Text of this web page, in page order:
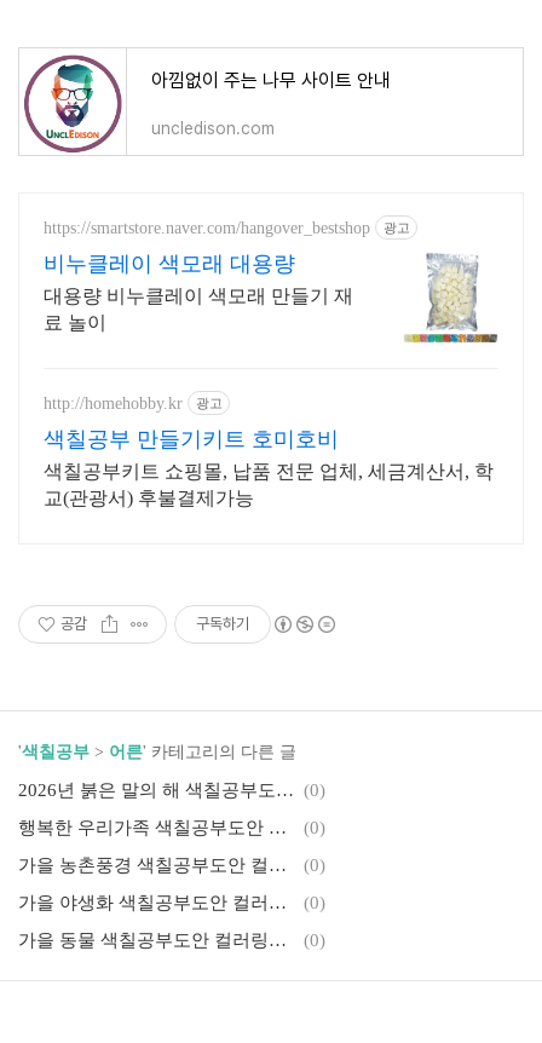
아낌없이 주는 나무 사이트 안내
uncledison.com
https://smartstore.naver.com/hangover_bestshop 광고
비누클레이 색모래 대용량
대용량 비누클레이 색모래 만들기 재
료 놀이
http://homehobby.kr 광고
색칠공부 만들기키트 호미호비
색칠공부키트 쇼핑몰, 납품 전문 업체, 세금계산서, 학
교(관광서) 후불결제가능
공감 구독하기
'색칠공부 > 어른' 카테고리의 다른 글
2026년 붉은 말의 해 색칠공부도안 컬러링북 색칠하기 색칠공부 유아 어르신 노인 시니어 인지프로그램 치매예방 활동지 (0)
행복한 우리가족 색칠공부도안 컬러링북 색칠하기 색칠공부 유아 어르신 노인 시니어 인지프로그램 치매예방 활동지
(0)
가을 농촌풍경 색칠공부도안 컬러링북 색칠하기 색칠공부 유아 어르신 노인 시니어 인지프로그램 치매예방 활동지 무료
(0)
가을 야생화 색칠공부도안 컬러링북 색칠하기 색칠공부 유아 어르신 노인 시니어 인지프로그램 치매예방 활동지 무료
(0)
가을 동물 색칠공부도안 컬러링북 색칠하기 색칠공부 유아 어르신 노인 시니어 인지프로그램 치매예방 활동지 무료
(0)
파도와 등대 색칠공부도안 컬러링북 색칠하기 색칠공부 유아 어르신 노인 시니어 인지프로그램 치매예방 활동지 무료
(0)